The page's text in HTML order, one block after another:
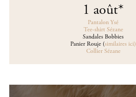
1 août*
Pantalon Ysé
Tee-shirt Sézane
Sandales Bobbies
Panier Rouje (similaires ici)
Collier Sézane